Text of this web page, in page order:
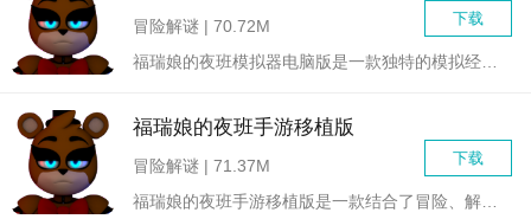
下载
冒险解谜 | 70.72M
福瑞娘的夜班手游移植版
下载
冒险解谜 | 71.37M